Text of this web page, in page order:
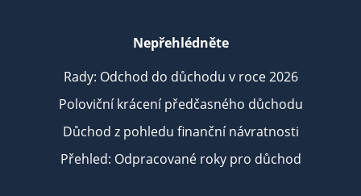
Nepřehlédněte
Rady: Odchod do důchodu v roce 2026
Poloviční krácení předčasného důchodu
Důchod z pohledu finanční návratnosti
Přehled: Odpracované roky pro důchod